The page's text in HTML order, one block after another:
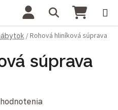
Hľadať
/Rohová hliníková súprava
súprava
0,0 z 5 hviezdičiek.